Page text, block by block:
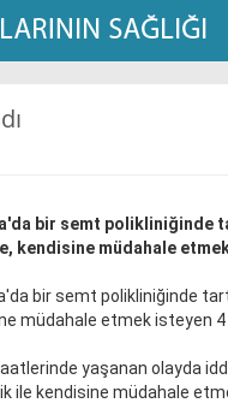
bir semt polikliniğinde
kendisine müdahale
bir semt polikliniğinde
müdahale etmek isteyen 4
yaşanan olayda
ile kendisine müdahale